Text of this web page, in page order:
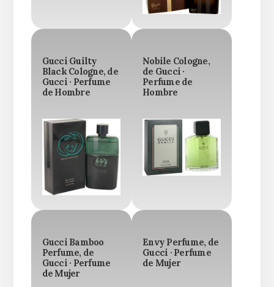
Gucci Guilty
Black Cologne, de
Gucci · Perfume
de Hombre
Nobile Cologne,
de Gucci ·
Perfume de
Hombre
Gucci Bamboo
Perfume, de
Gucci · Perfume
de Mujer
Envy Perfume, de
Gucci · Perfume
de Mujer